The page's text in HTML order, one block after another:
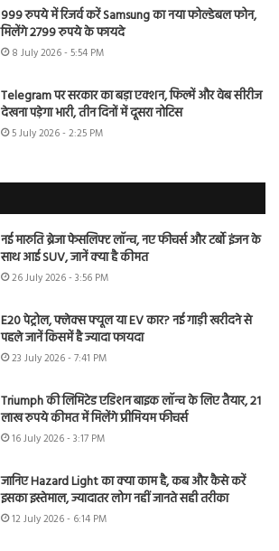
999 रुपये में रिजर्व करें Samsung का नया फोल्डेबल फोन,
मिलेंगे 2799 रुपये के फायदे
8 July 2026 - 5:54 PM
Telegram पर सरकार का बड़ा एक्शन, फिल्में और वेब सीरीज
देखना पड़ेगा भारी, तीन दिनों में दूसरा नोटिस
5 July 2026 - 2:25 PM
नई मारुति ब्रेजा फेसलिफ्ट लॉन्च, नए फीचर्स और टर्बो इंजन के
साथ आई SUV, जानें क्या है कीमत
26 July 2026 - 3:56 PM
E20 पेट्रोल, फ्लेक्स फ्यूल या EV कार? नई गाड़ी खरीदने से
पहले जानें किसमें है ज्यादा फायदा
23 July 2026 - 7:41 PM
Triumph की लिमिटेड एडिशन बाइक लॉन्च के लिए तैयार, 21
लाख रुपये कीमत में मिलेंगे प्रीमियम फीचर्स
16 July 2026 - 3:17 PM
जानिए Hazard Light का क्या काम है, कब और कैसे करें
इसका इस्तेमाल, ज्यादातर लोग नहीं जानते सही तरीका
12 July 2026 - 6:14 PM